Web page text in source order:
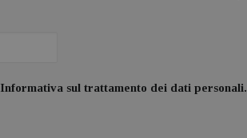
Informativa sul trattamento dei dati personali.